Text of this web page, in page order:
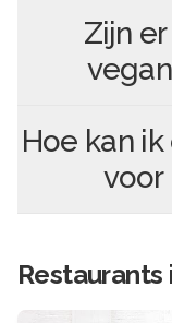
Zijn
Hoe kan
voor